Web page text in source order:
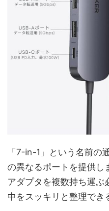
「7-in-1」という名前の
の異なるポートを提供し
アダプタを複数持ち運ぶ
中をスッキリと整理でき